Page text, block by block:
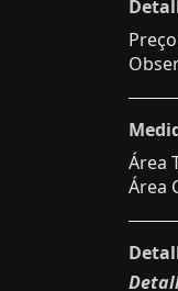
Área
Área